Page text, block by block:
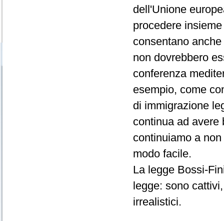
dell'Unione
procedere
consentano
non dovrebbero
conferenza
esempio, come
di immigrazione
continua ad avere
continuiamo a
modo facile.
La legge Bossi-
legge: sono
irrealistici.